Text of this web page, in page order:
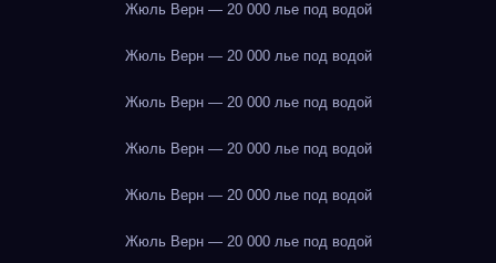
Жюль Верн — 20 000 лье под водой
Жюль Верн — 20 000 лье под водой
Жюль Верн — 20 000 лье под водой
Жюль Верн — 20 000 лье под водой
Жюль Верн — 20 000 лье под водой
Жюль Верн — 20 000 лье под водой